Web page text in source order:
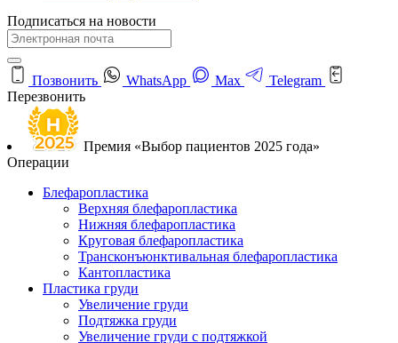
Подписаться на новости
Позвонить WhatsApp Max
Telegram
Перезвонить
Премия «Выбор пациентов 2025 года»
Операции
Блефаропластика
Верхняя блефаропластика
Нижняя блефаропластика
Круговая блефаропластика
Трансконъюнктивальная блефаропластика
Кантопластика
Пластика груди
Увеличение груди
Подтяжка груди
Увеличение груди с подтяжкой